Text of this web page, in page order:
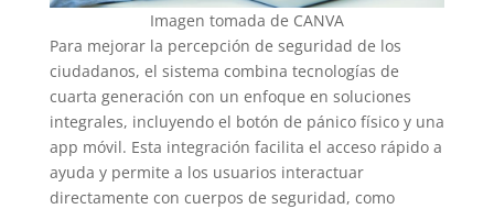
Imagen tomada de CANVA
Para mejorar la percepción de seguridad de los
ciudadanos, el sistema combina tecnologías de
cuarta generación con un enfoque en soluciones
integrales, incluyendo el botón de pánico físico y una
app móvil. Esta integración facilita el acceso rápido a
ayuda y permite a los usuarios interactuar
directamente con cuerpos de seguridad, como